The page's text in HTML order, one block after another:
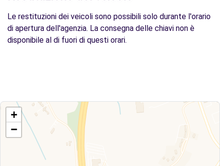
Le restituzioni dei veicoli sono possibili solo durante l'orario
di apertura dell'agenzia. La consegna delle chiavi non è
disponibile al di fuori di questi orari.
+
−